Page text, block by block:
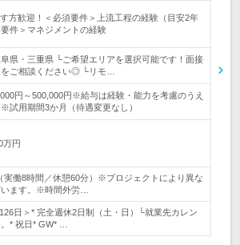
方歓迎！＜必須要件＞上流工程の経験（目安2年
件＞マネジメントの経験
県・三重県 └ご希望エリアを選択可能です！面接
ご相談ください◎ └リモ…
円～500,000円※給与は経験・能力を考慮のうえ
試用期間3か月（待遇変更なし）
万円
実働8時間／休憩60分）※プロジェクトにより異な
います。※時間外労…
日＞* 完全週休2日制（土・日）└就業先カレン
* 祝日* GW* …